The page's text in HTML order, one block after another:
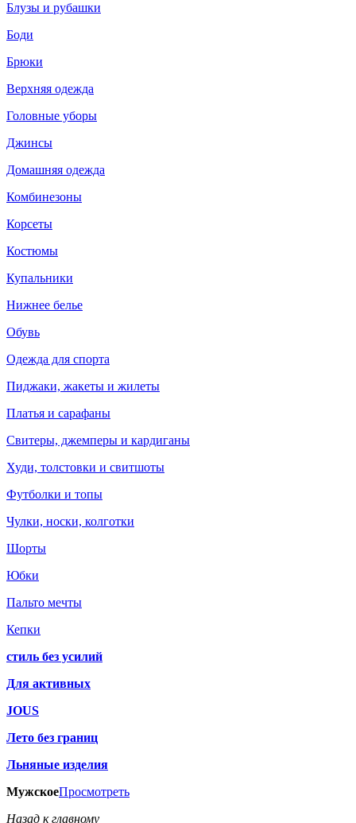
Блузы и рубашки
Боди
Брюки
Верхняя одежда
Головные уборы
Джинсы
Домашняя одежда
Комбинезоны
Корсеты
Костюмы
Купальники
Нижнее белье
Обувь
Одежда для спорта
Пиджаки, жакеты и жилеты
Платья и сарафаны
Свитеры, джемперы и кардиганы
Худи, толстовки и свитшоты
Футболки и топы
Чулки, носки, колготки
Шорты
Юбки
Пальто мечты
Кепки
стиль без усилий
Для активных
JOUS
Лето без границ
Льняные изделия
МужскоеПросмотреть
Назад к главному